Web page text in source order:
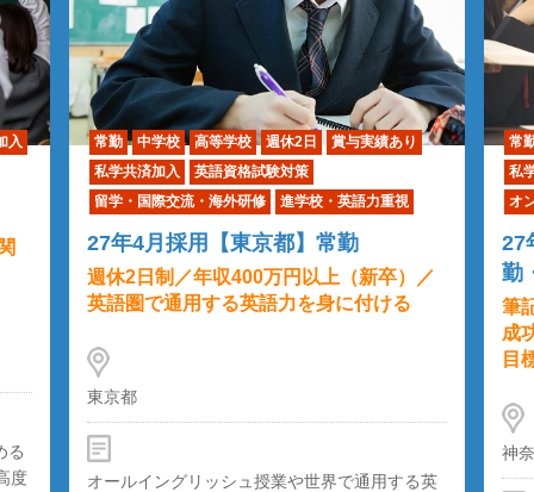
入
る
度
常勤 中学校 高等学校 週休2日
賞与実績あり
私学共済加入
英語資格試験対策
留学・国際交流・海外研修
進学校・英語力重視
27年4月採用【東京都】常勤
週休2日制／年収400万円以上（新卒）／
英語圏で通用する英語力を身に付ける
東京都
オールイングリッシュ授業や世界で通用する英
常
私
オ
27
勤
筆
成
目
神